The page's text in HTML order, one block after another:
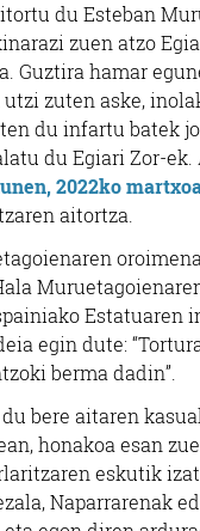
du Esteban
zuen atzo
Guztira hamar
zuten aske,
du infartu batek
du Egiari Zor-
2022ko
aitortza.
egin dute:
berma dadin”.
bere aitaren
honakoa esan
eskutik
Naparrarenak